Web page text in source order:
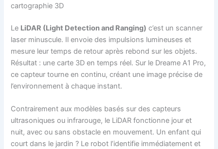
cartographie 3D
Le LiDAR (Light Detection and Ranging) c’est un scanner
laser minuscule. Il envoie des impulsions lumineuses et
mesure leur temps de retour après rebond sur les objets.
Résultat : une carte 3D en temps réel. Sur le Dreame A1 Pro,
ce capteur tourne en continu, créant une image précise de
l’environnement à chaque instant.
Contrairement aux modèles basés sur des capteurs
ultrasoniques ou infrarouge, le LiDAR fonctionne jour et
nuit, avec ou sans obstacle en mouvement. Un enfant qui
court dans le jardin ? Le robot l’identifie immédiatement et